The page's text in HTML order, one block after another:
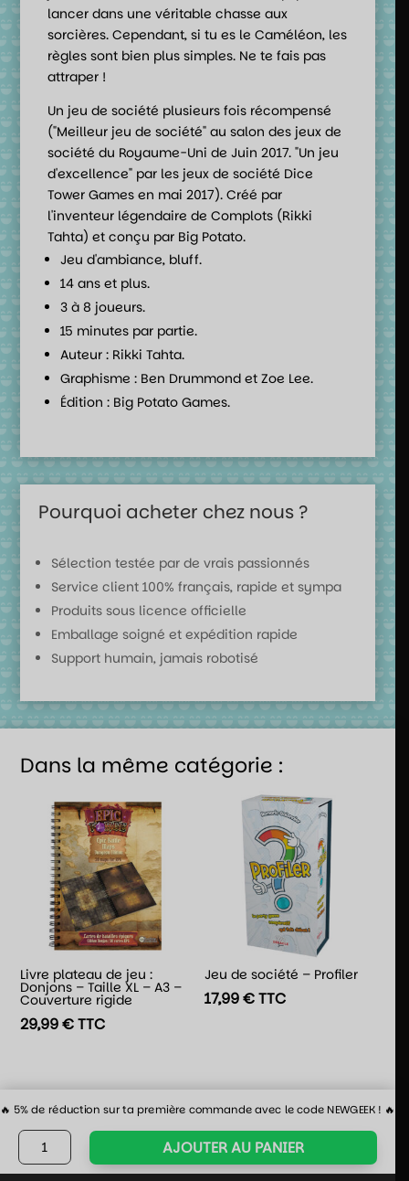
lancer dans une véritable chasse aux
sorcières. Cependant, si tu es le Caméléon, les
règles sont bien plus simples. Ne te fais pas
attraper !
Un jeu de société plusieurs fois récompensé
("Meilleur jeu de société" au salon des jeux de
société du Royaume-Uni de Juin 2017. "Un jeu
d'excellence" par les jeux de société Dice
Tower Games en mai 2017). Créé par
l'inventeur légendaire de Complots (Rikki
Tahta) et conçu par Big Potato.
Jeu d'ambiance, bluff.
14 ans et plus.
3 à 8 joueurs.
15 minutes par partie.
Auteur : Rikki Tahta.
Graphisme : Ben Drummond et Zoe Lee.
Édition : Big Potato Games.
Pourquoi acheter chez nous ?
Sélection testée par de vrais passionnés
Service client 100% français, rapide et sympa
Produits sous licence officielle
Emballage soigné et expédition rapide
Support humain, jamais robotisé
Dans la même catégorie :
Livre plateau de jeu :
Donjons – Taille XL – A3 –
Couverture rigide
29,99€TTC
Jeu de société – Profiler
17,99€TTC
🔥 5% de réduction sur ta première commande avec le code NEWGEEK ! 🔥
quantité
de
AJOUTER AU PANIER